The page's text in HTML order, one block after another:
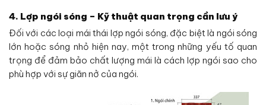
4. Lợp ngói sóng – Kỹ thuật quan trọng cần lưu ý
Đối với các loại mái thái lợp ngói sóng, đặc biệt là ngói sóng
lớn hoặc sóng nhỏ hiện nay, một trong những yếu tố quan
trọng để đảm bảo chất lượng mái là cách lợp ngói sao cho
phù hợp với sự giãn nở của ngói.